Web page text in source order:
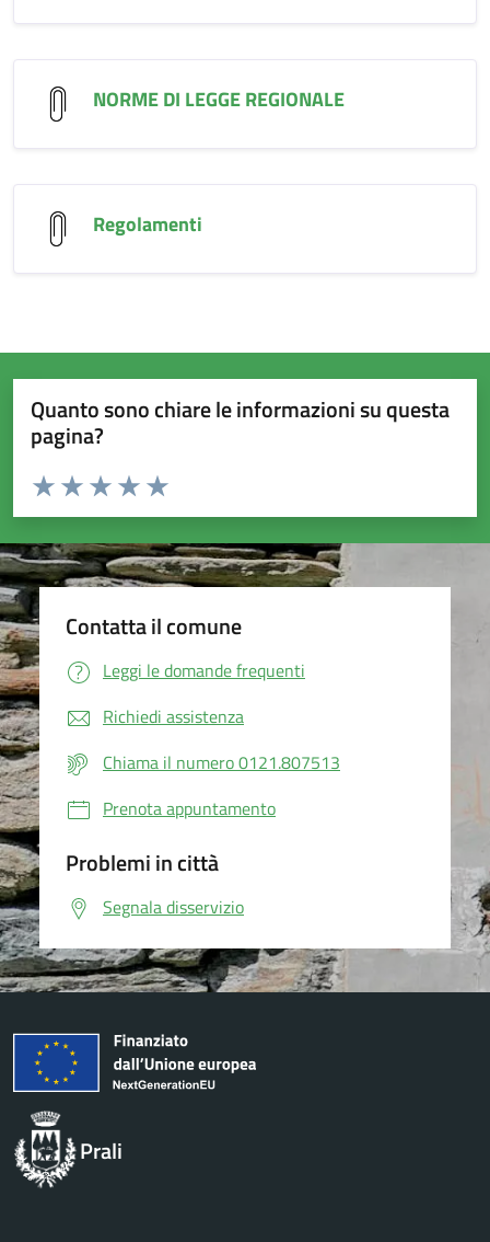
NORME DI LEGGE REGIONALE
Regolamenti
Quanto sono chiare le informazioni su questa
pagina?
Valuta da 1 a 5 stelle la pagina
Valuta 5 stelle su 5
Valuta 4 stelle su 5
Valuta 3 stelle su 5
Valuta 2 stelle su 5
Valuta 1 stelle su 5
Contatta il comune
Leggi le domande frequenti
Richiedi assistenza
Chiama il numero 0121.807513
Prenota appuntamento
Problemi in città
Segnala disservizio
Prali